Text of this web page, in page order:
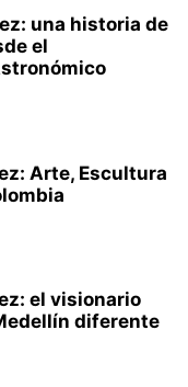
una historia de
el
Arte, Escultura
el visionario
diferente